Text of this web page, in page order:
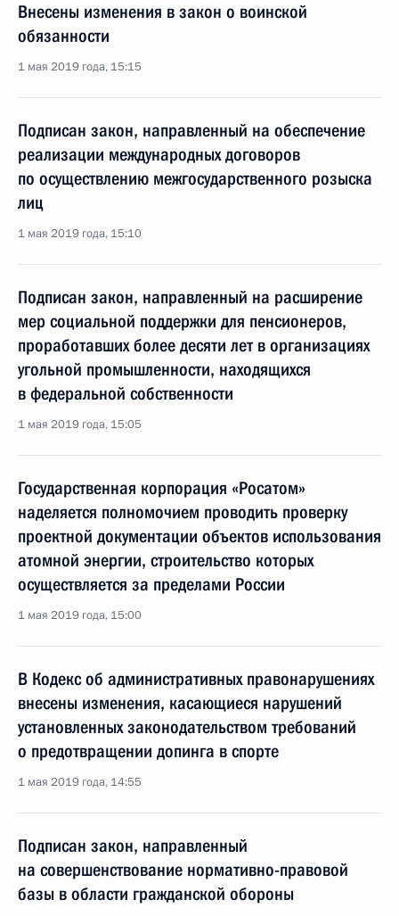
Внесены изменения в закон о воинской
обязанности
1 мая 2019 года, 15:15
Подписан закон, направленный на обеспечение
реализации международных договоров
по осуществлению межгосударственного розыска
лиц
1 мая 2019 года, 15:10
Подписан закон, направленный на расширение
мер социальной поддержки для пенсионеров,
проработавших более десяти лет в организациях
угольной промышленности, находящихся
в федеральной собственности
1 мая 2019 года, 15:05
Государственная корпорация «Росатом»
наделяется полномочием проводить проверку
проектной документации объектов использования
атомной энергии, строительство которых
осуществляется за пределами России
1 мая 2019 года, 15:00
В Кодекс об административных правонарушениях
внесены изменения, касающиеся нарушений
установленных законодательством требований
о предотвращении допинга в спорте
1 мая 2019 года, 14:55
Подписан закон, направленный
на совершенствование нормативно-правовой
базы в области гражданской обороны